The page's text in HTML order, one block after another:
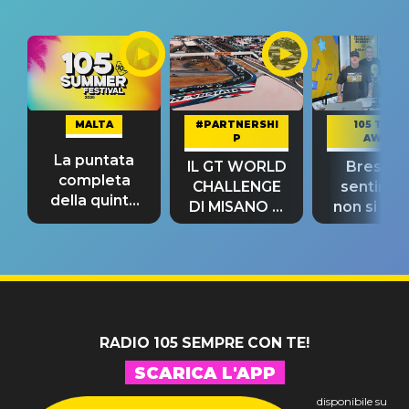
MALTA
La puntata
completa
della quinta
tappa
#PARTNERSHI
P
IL GT WORLD
CHALLENGE
DI MISANO si
riconferma
105 TAKE
AWAY
Bresh:
non si
fino alla
RADIO 105 SEMPRE CON TE!
SCARICA L'APP
disponibile su